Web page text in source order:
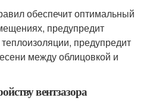
обеспечит оптимальный
предупредит
предупредит
между облицовкой и
вентзазора